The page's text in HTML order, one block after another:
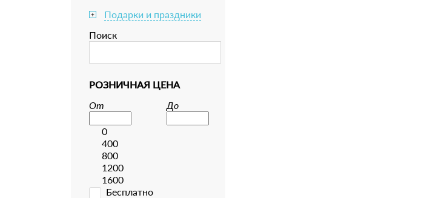
+
Подарки и праздники
Поиск
РОЗНИЧНАЯ ЦЕНА
От
До
0
400
800
1200
1600
Бесплатно